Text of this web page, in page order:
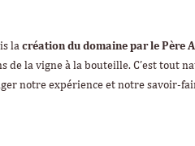
lacréation du domaine par le Père
de la vigne à la bouteille. C’est tout
notre expérience et notre savoir-